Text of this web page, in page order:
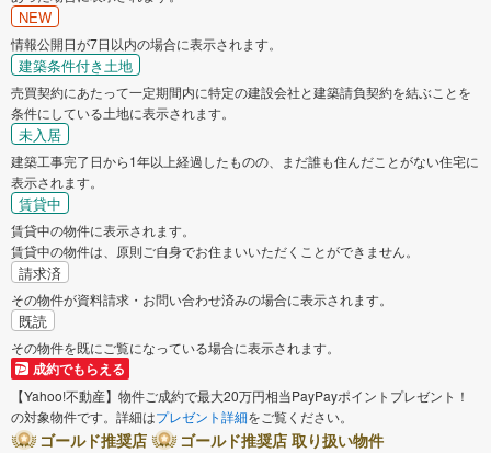
寝屋川市 河内長野市
和泉市 東大阪市
四條畷市
NEW
情報公開日が7日以内の場合に表示されます。
建築条件付き土地
売買契約にあたって一定期間内に特定の建設会社と建築請負契約を結ぶことを
条件にしている土地に表示されます。
未入居
建築工事完了日から1年以上経過したものの、まだ誰も住んだことがない住宅に
表示されます。
賃貸中
賃貸中の物件に表示されます。
賃貸中の物件は、原則ご自身でお住まいいただくことができません。
請求済
その物件が資料請求・お問い合わせ済みの場合に表示されます。
既読
その物件を既にご覧になっている場合に表示されます。
成約でもらえる
【Yahoo!不動産】物件ご成約で最大20万円相当PayPayポイントプレゼント！
の対象物件です。詳細はプレゼント詳細をご覧ください。
ゴールド推奨店
ゴールド推奨店 取り扱い物件